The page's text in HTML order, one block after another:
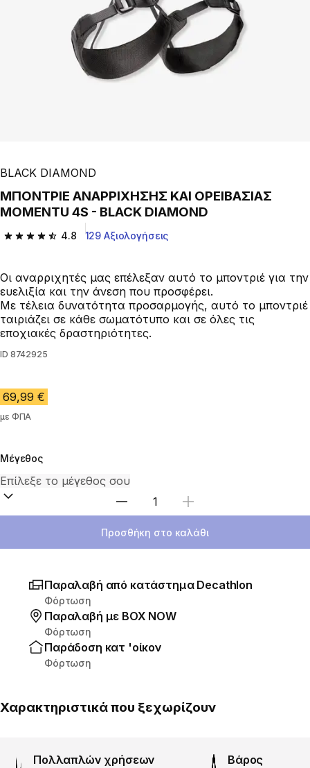
BLACK DIAMOND
ΜΠΟΝΤΡΙΕ ΑΝΑΡΡΙΧΗΣΗΣ ΚΑΙ ΟΡΕΙΒΑΣΙΑΣ
MOMENTU 4S - BLACK DIAMOND
4.8
4.8 out of 5 stars from 129 reviews
129 Αξιολογήσεις
Οι αναρριχητές μας επέλεξαν αυτό το μποντριέ για την
ευελιξία και την άνεση που προσφέρει.
Με τέλεια δυνατότητα προσαρμογής, αυτό το μποντριέ
ταιριάζει σε κάθε σωματότυπο και σε όλες τις
εποχιακές δραστηριότητες.
ID 8742925
69,99 €
με ΦΠΑ
Μέγεθος
Επιλέξτε ποσότητα
Προσθήκη στο καλάθι
Παραλαβή από κατάστημα Decathlon
Φόρτωση
Παραλαβή με ΒΟΧ ΝΟW
Φόρτωση
Παράδοση κατ 'οίκον
Φόρτωση
Χαρακτηριστικά που ξεχωρίζουν
Πολλαπλών χρήσεων Βάρος